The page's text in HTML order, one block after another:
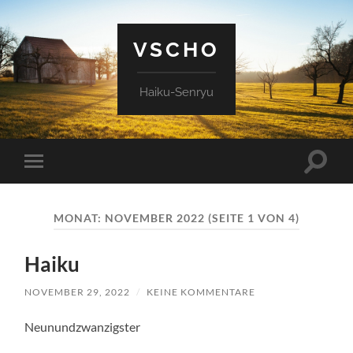
VSCHO
Haiku-Senryu
Mobile-
Menü
MONAT: NOVEMBER 2022 (SEITE 1 VON 4)
Haiku
NOVEMBER 29, 2022 / KEINE KOMMENTARE
Neunundzwanzigster